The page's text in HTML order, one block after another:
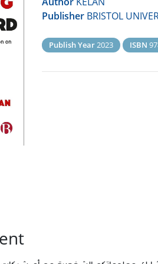
Publisher BRISTOL
Publish Year2023 ISBN